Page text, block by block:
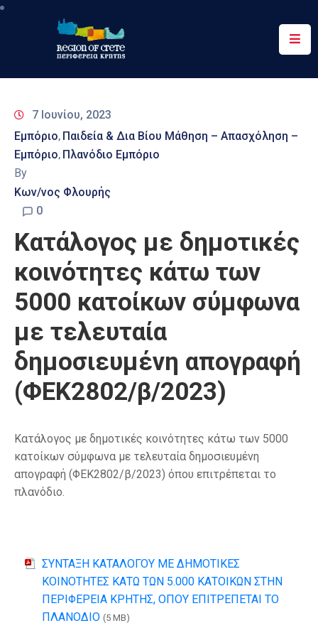
Περιφέρεια
&
Δράσεις
Ψηφιακές
Υπηρεσίες
Επικοινωνία
7 Ιουνίου, 2023
Εμπόριο‚ Παιδεία & Δια Βίου Μάθηση – Απασχόληση –
Εμπόριο‚ Πλανόδιο Εμπόριο
By
Κων/νος Φλουρής
0
Κατάλογος με δημοτικές
κοινότητες κάτω των
5000 κατοίκων σύμφωνα
με τελευταία
δημοσιευμένη απογραφή
(ΦΕΚ2802/β/2023)
Κατάλογος με δημοτικές κοινότητες κάτω των 5000
κατοίκων σύμφωνα με τελευταία δημοσιευμένη
απογραφή (ΦΕΚ2802/β/2023) όπου επιτρέπεται το
πλανόδιο.
ΣΥΝΤΑΞΗ ΚΑΤΑΛΟΓΟΥ ΜΕ ΔΗΜΟΤΙΚΕΣ
ΚΟΙΝΟΤΗΤΕΣ ΚΑΤΩ ΤΩΝ 5.000 ΚΑΤΟΙΚΩΝ ΣΤΗΝ
ΠΕΡΙΦΕΡΕΙΑ ΚΡΗΤΗΣ, ΟΠΟΥ ΕΠΙΤΡΕΠΕΤΑΙ ΤΟ
ΠΛΑΝΟΔΙΟ (5 MB)